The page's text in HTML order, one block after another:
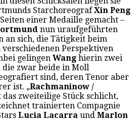
StarchoreografXin Peng
einer Medaille gemacht –
nun uraufgeführten
an sich, die Tätigkeit beim
verschiedenen Perspektiven
gelingen Wang hierin zwei
zwar beide in Moll
sind, deren Tenor aber
ist. „Rachmaninow /
das zweiteilige Stück schlicht,
trainierten Compagnie
Lucia Lacarra und Marlon